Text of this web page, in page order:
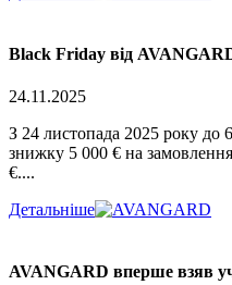
Black Friday від
24.11.2025
З 24 листопада 2025 року до
знижку 5 000 € на
€....
Детальніше
AVANGARD вперше взяв